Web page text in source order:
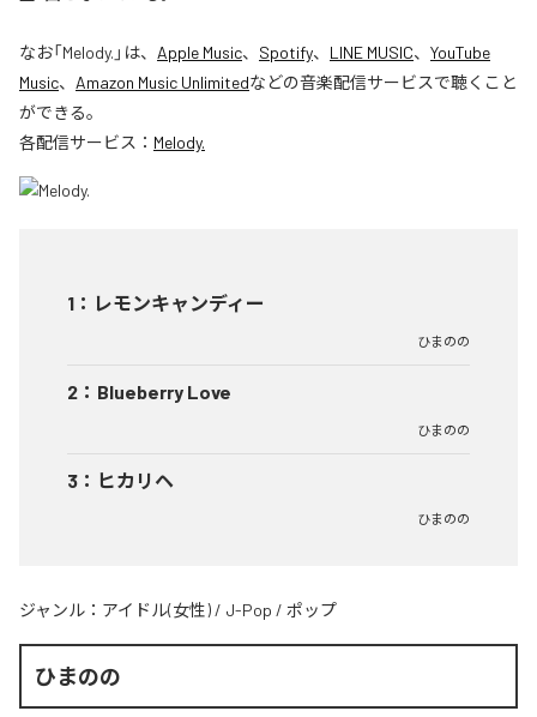
なお「Melody. 」は、 Apple Music、 Spotify、 LINE MUSIC、 YouTube
Music、 Amazon Music Unlimitedなどの音楽配信サービスで聴くこと
ができる。
各配信サービス： Melody.
1 ： レモンキャンディー
ひまのの
2 ： Blueberry Love
ひまのの
3 ： ヒカリヘ
ひまのの
ジャンル： アイドル(女性) / J-Pop / ポップ
ひまのの